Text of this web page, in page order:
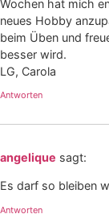
Wochen hat mich
neues Hobby
beim Üben und
besser wird.
LG, Carola
Antworten
angelique sagt:
Es darf so bleiben
Antworten